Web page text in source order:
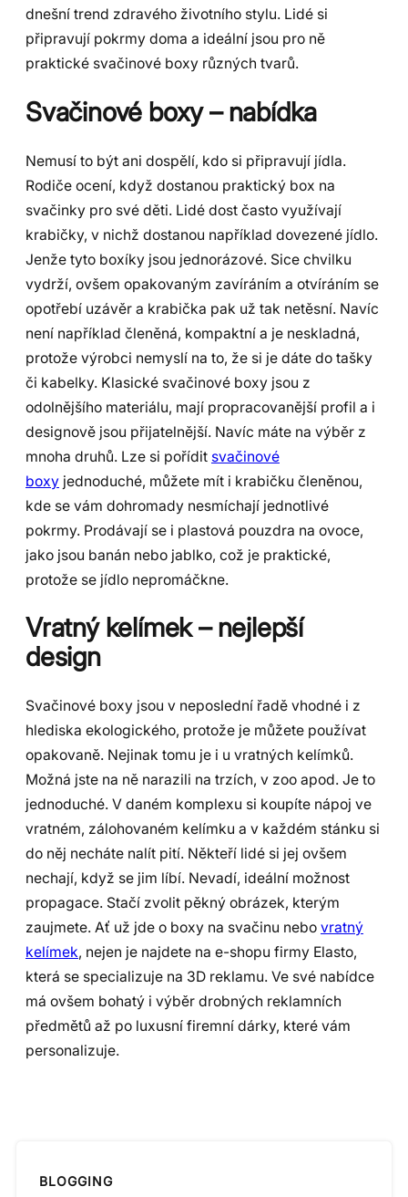
dnešní trend zdravého životního stylu. Lidé si
připravují pokrmy doma a ideální jsou pro ně
praktické svačinové boxy různých tvarů.
Svačinové boxy – nabídka
Nemusí to být ani dospělí, kdo si připravují jídla.
Rodiče ocení, když dostanou praktický box na
svačinky pro své děti. Lidé dost často využívají
krabičky, v nichž dostanou například dovezené jídlo.
Jenže tyto boxíky jsou jednorázové. Sice chvilku
vydrží, ovšem opakovaným zavíráním a otvíráním se
opotřebí uzávěr a krabička pak už tak netěsní. Navíc
není například členěná, kompaktní a je neskladná,
protože výrobci nemyslí na to, že si je dáte do tašky
či kabelky. Klasické svačinové boxy jsou z
odolnějšího materiálu, mají propracovanější profil a i
designově jsou přijatelnější. Navíc máte na výběr z
mnoha druhů. Lze si pořídit svačinové
boxy jednoduché, můžete mít i krabičku členěnou,
kde se vám dohromady nesmíchají jednotlivé
pokrmy. Prodávají se i plastová pouzdra na ovoce,
jako jsou banán nebo jablko, což je praktické,
protože se jídlo nepromáčkne.
Vratný kelímek – nejlepší
design
Svačinové boxy jsou v neposlední řadě vhodné i z
hlediska ekologického, protože je můžete používat
opakovaně. Nejinak tomu je i u vratných kelímků.
Možná jste na ně narazili na trzích, v zoo apod. Je to
jednoduché. V daném komplexu si koupíte nápoj ve
vratném, zálohovaném kelímku a v každém stánku si
do něj necháte nalít pití. Někteří lidé si jej ovšem
nechají, když se jim líbí. Nevadí, ideální možnost
propagace. Stačí zvolit pěkný obrázek, kterým
zaujmete. Ať už jde o boxy na svačinu nebo vratný
kelímek, nejen je najdete na e-shopu firmy Elasto,
která se specializuje na 3D reklamu. Ve své nabídce
má ovšem bohatý i výběr drobných reklamních
předmětů až po luxusní firemní dárky, které vám
personalizuje.
BLOGGING